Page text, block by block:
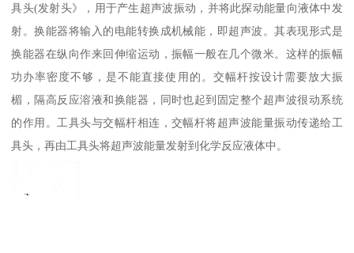
具头(发射头》，用于产生超声波振动，并将此探动能量向液体中发
射。换能器将输入的电能转换成机械能，即超声波。其表现形式是
换能器在纵向作来回伸缩运动，振幅一般在几个微米。这样的振幅
功办率密度不够，是不能直接使用的。交幅杆按设计需要放大振
楣，隔高反应溶液和换能器，同时也起到固定整个超声波很动系统
的作用。工具头与交幅杆相连，交幅杆将超声波能量振动传递给工
具头，再由工具头将超声波能量发射到化学反应液体中。